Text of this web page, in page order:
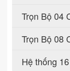
Trọn Bộ 04
Trọn Bộ 08
Hệ thống